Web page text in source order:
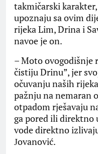
takmičarski
upoznaju sa ovim
rijeka Lim, Drina i
navoe je on.
– Moto ovogodišnje
čistiju Drinu”, jer
očuvanju naših
pažnju na nemaran
otpadom rješavaju
ga pored ili direktno
vode direktno
Јovanović.